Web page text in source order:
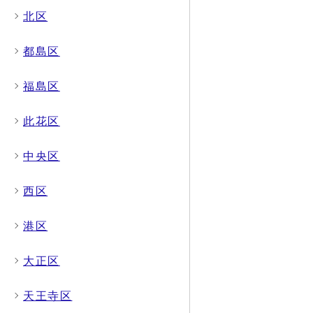
北区
都島区
福島区
此花区
中央区
西区
港区
大正区
天王寺区